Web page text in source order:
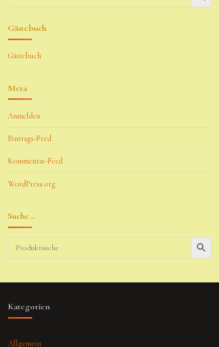
Gästebuch
Gästebuch
Meta
Anmelden
Eintrags-Feed
Kommentar-Feed
WordPress.org
Suche…
Kategorien
Allgemein